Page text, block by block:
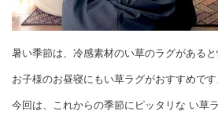
暑い季節は、冷感素材のい草のラグがあると
お子様のお昼寝にもい草ラグがおすすめです
今回は、これからの季節にピッタリな い草